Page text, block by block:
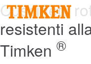
Cuscinetti
resistenti
Timken ®